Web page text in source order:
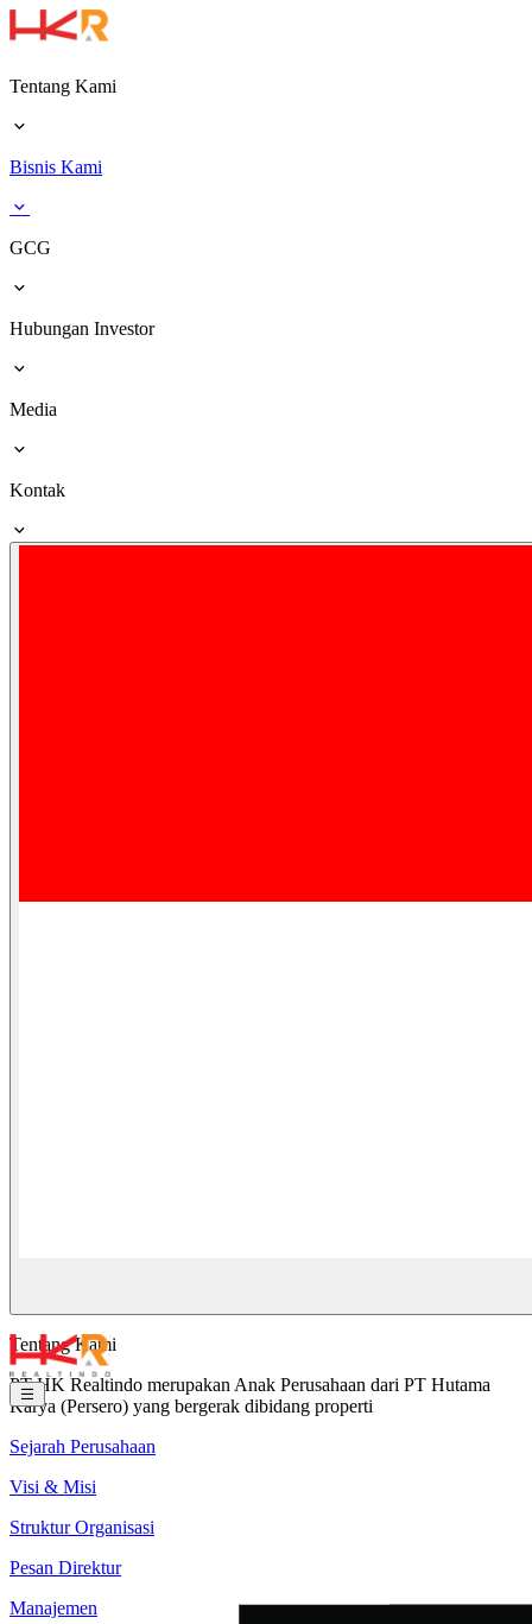
Tentang Kami
Bisnis Kami
GCG
Hubungan Investor
Media
Kontak
Tentang Kami
PT HK Realtindo merupakan Anak Perusahaan dari PT Hutama
Karya (Persero) yang bergerak dibidang properti
Sejarah Perusahaan
Visi & Misi
Struktur Organisasi
Pesan Direktur
Manajemen